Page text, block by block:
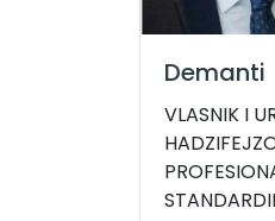
Demanti
VLASNIK I